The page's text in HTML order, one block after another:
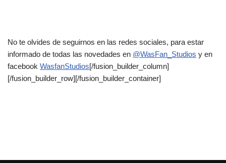
No te olvides de seguirnos en las redes sociales, para estar
informado de todas las novedades en @WasFan_Studios y en
facebook WasfanStudios[/fusion_builder_column]
[/fusion_builder_row][/fusion_builder_container]